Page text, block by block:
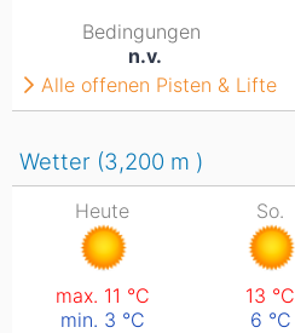
Bedingungen
n.v.
Alle offenen Pisten & Lifte
Wetter (3,200 m )
Heute
max. 11 °C
min. 3 °C
So.
13 °C
6 °C